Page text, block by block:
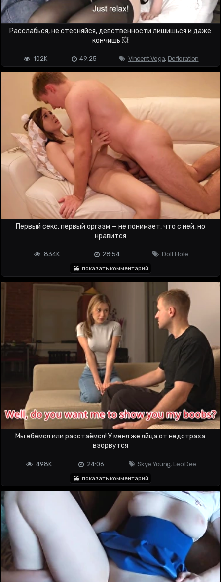
Расслабься, не стесняйся, девственности лишишься и даже
кончишь 💥
Vincent Vega, Defloration
49:25
102K
Первый секс, первый оргазм — не понимает, что с ней, но
нравится
Doll Hole
28:54
834K
показать комментарий
Мы ебёмся или расстаёмся! У меня же яйца от недотраха
взорвутся
Skye Young, Leo Dee
24:06
498K
показать комментарий